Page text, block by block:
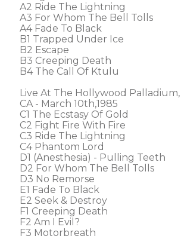
A2 Ride The Lightning
A3 For Whom The Bell Tolls
A4 Fade To Black
B1 Trapped Under Ice
B2 Escape
B3 Creeping Death
B4 The Call Of Ktulu
Live At The Hollywood Palladium,
CA - March 10th,1985
C1 The Ecstasy Of Gold
C2 Fight Fire With Fire
C3 Ride The Lightning
C4 Phantom Lord
D1 (Anesthesia) - Pulling Teeth
D2 For Whom The Bell Tolls
D3 No Remorse
E1 Fade To Black
E2 Seek & Destroy
F1 Creeping Death
F2 Am I Evil?
F3 Motorbreath